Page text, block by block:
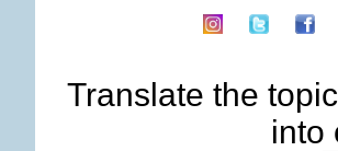
Translate the topic
into